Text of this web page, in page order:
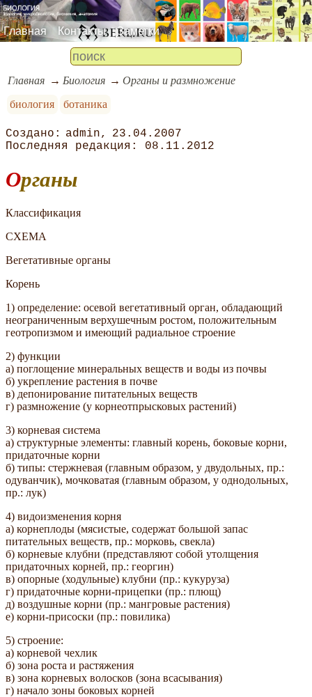
Главная Контакты Заметки
Главная Биология
Органы и размножение
биология
ботаника
admin
23.04.2007
08.11.2012
Органы
Классификация
СХЕМА
Вегетативные органы
Корень
1) определение: осевой вегетативный орган, обладающий
неограниченным верхушечным ростом, положительным
геотропизмом и имеющий радиальное строение
2) функции
а) поглощение минеральных веществ и воды из почвы
б) укрепление растения в почве
в) депонирование питательных веществ
г) размножение (у корнеотпрысковых растений)
3) корневая система
а) структурные элементы: главный корень, боковые корни,
придаточные корни
б) типы: стержневая (главным образом, у двудольных, пр.:
одуванчик), мочковатая (главным образом, у однодольных,
пр.: лук)
4) видоизменения корня
а) корнеплоды (мясистые, содержат большой запас
питательных веществ, пр.: морковь, свекла)
б) корневые клубни (представляют собой утолщения
придаточных корней, пр.: георгин)
в) опорные (ходульные) клубни (пр.: кукуруза)
г) придаточные корни-прицепки (пр.: плющ)
д) воздушные корни (пр.: мангровые растения)
е) корни-присоски (пр.: повилика)
5) строение:
а) корневой чехлик
б) зона роста и растяжения
в) зона корневых волосков (зона всасывания)
г) начало зоны боковых корней